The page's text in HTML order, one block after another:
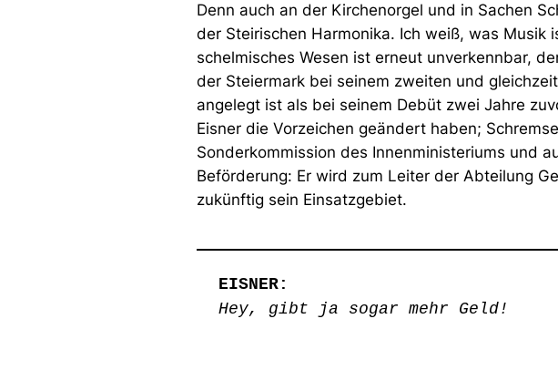
Denn auch an der Kirchenorgel und in Sachen
der Steirischen Harmonika. Ich weiß, was Musik
schelmisches Wesen ist erneut unverkennbar,
der Steiermark bei seinem zweiten und
angelegt ist als bei seinem Debüt zwei Jahre
Eisner die Vorzeichen geändert haben;
Sonderkommission des Innenministeriums und
Beförderung: Er wird zum Leiter der Abteilung
zukünftig sein Einsatzgebiet.
EISNER:
Hey, gibt ja sogar mehr Geld!